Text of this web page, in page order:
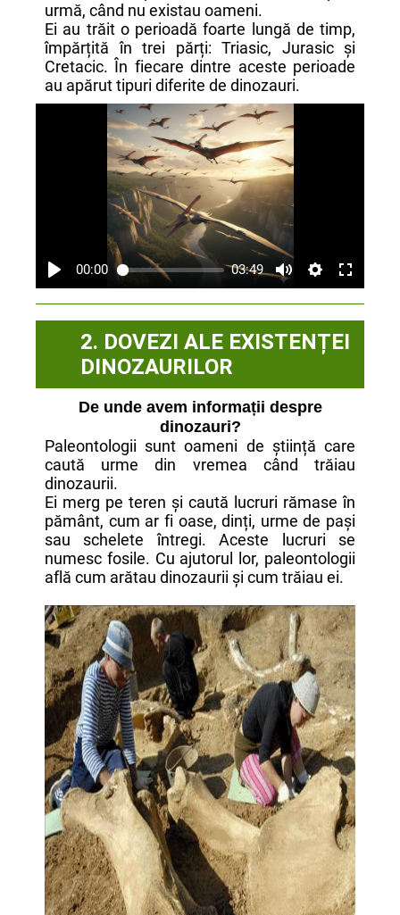
urmă, când nu existau oameni.
Ei au trăit o perioadă foarte lungă de timp,
împărțită în trei părți: Triasic, Jurasic și
Cretacic. În fiecare dintre aceste perioade
au apărut tipuri diferite de dinozauri.
00:00 03:49
2. DOVEZI ALE EXISTENȚEI
DINOZAURILOR
De unde avem informații despre
dinozauri?
Paleontologii sunt oameni de știință care
caută urme din vremea când trăiau
dinozaurii.
Ei merg pe teren și caută lucruri rămase în
pământ, cum ar fi oase, dinți, urme de pași
sau schelete întregi. Aceste lucruri se
numesc fosile. Cu ajutorul lor, paleontologii
află cum arătau dinozaurii și cum trăiau ei.